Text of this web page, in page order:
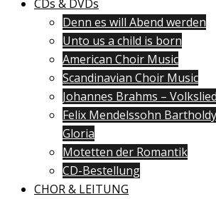
CDs & DVDs
Denn es will Abend werden
Unto us a child is born
American Choir Music
Scandinavian Choir Music
Johannes Brahms –
Felix Mendelssohn
Gloria
Motetten der Romantik
CD-Bestellung
CHOR & LEITUNG